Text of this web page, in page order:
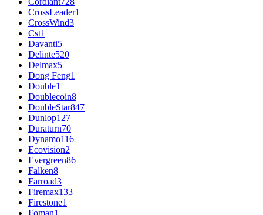
CrossLeader1
CrossWind3
Cst1
Davanti5
Delinte520
Delmax5
Dong Feng1
Double1
Doublecoin8
DoubleStar847
Dunlop127
Duraturn70
Dynamo116
Ecovision2
Evergreen86
Falken8
Farroad3
Firemax133
Firestone1
Foman1